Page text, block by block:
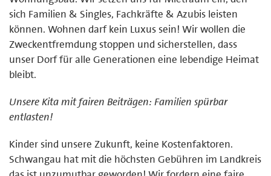
sich Familien & Singles, Fachkräfte & Azubis leisten
können. Wohnen darf kein Luxus sein! Wir wollen die
Zweckentfremdung stoppen und sicherstellen, dass
unser Dorf für alle Generationen eine lebendige Heimat
bleibt.
Unsere Kita mit fairen Beiträgen: Familien spürbar
entlasten!
Kinder sind unsere Zukunft, keine Kostenfaktoren.
Schwangau hat mit die höchsten Gebühren im Landkreis